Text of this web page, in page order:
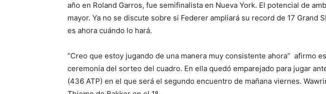
año en Roland Garros, fue semifinalista en Nueva York. El potencial de
mayor. Ya no se discute sobre si Federer ampliará su record de 17 Grand
es ahora cuándo lo hará.
“Creo que estoy jugando de una manera muy consistente ahora” afirmo
ceremonia del sorteo del cuadro. En ella quedó emparejado para jugar
(436 ATP) en el que será el segundo encuentro de mañana viernes.